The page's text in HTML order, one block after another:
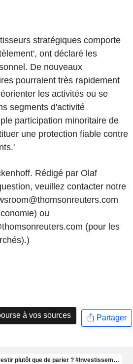
stratégiques comporte
ont déclaré les
De nouveaux
pourraient très rapidement
les activités ou se
segments d'activité
participation minoritaire de
une protection fiable contre
Rédigé par Olaf
veuillez contacter notre
ou
(pour les
à vos sources Partager